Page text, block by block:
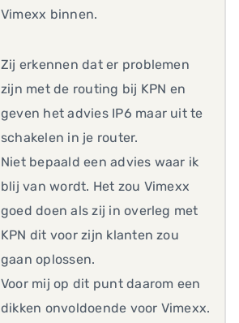
Vimexx binnen.
Zij erkennen dat er problemen
zijn met de routing bij KPN en
geven het advies IP6 maar uit te
schakelen in je router.
Niet bepaald een advies waar ik
blij van wordt. Het zou Vimexx
goed doen als zij in overleg met
KPN dit voor zijn klanten zou
gaan oplossen.
Voor mij op dit punt daarom een
dikken onvoldoende voor Vimexx.